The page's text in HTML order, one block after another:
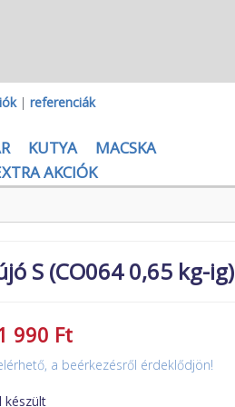
| referenciák
KUTYA
MACSKA
AKCIÓK
S (CO064 0,65 kg-ig)
990 Ft
a beérkezésről érdeklődjön!
készült